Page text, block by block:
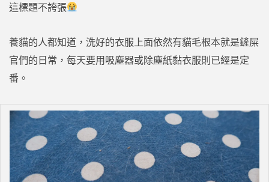
這標題不誇張
養貓的人都知道，洗好的衣服上面依然有貓毛根本就是鏟屎
官們的日常，每天要用吸塵器或除塵紙黏衣服則已經是定
番。